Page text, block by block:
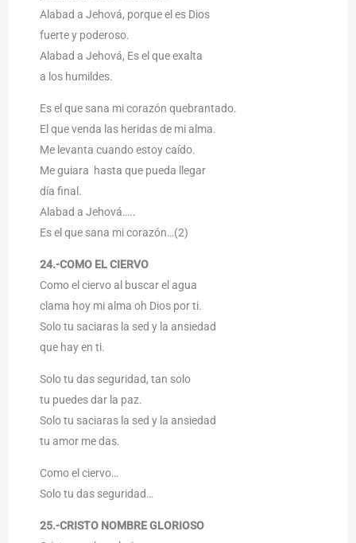
Alabad a Jehová, porque el es Dios
fuerte y poderoso.
Alabad a Jehová, Es el que exalta
a los humildes.
Es el que sana mi corazón quebrantado.
El que venda las heridas de mi alma.
Me levanta cuando estoy caído.
Me guiara hasta que pueda llegar
día final.
Alabad a Jehová…..
Es el que sana mi corazón…(2)
24.-COMO EL CIERVO
Como el ciervo al buscar el agua
clama hoy mi alma oh Dios por ti.
Solo tu saciaras la sed y la ansiedad
que hay en ti.
Solo tu das seguridad, tan solo
tu puedes dar la paz.
Solo tu saciaras la sed y la ansiedad
tu amor me das.
Como el ciervo…
Solo tu das seguridad…
25.-CRISTO NOMBRE GLORIOSO